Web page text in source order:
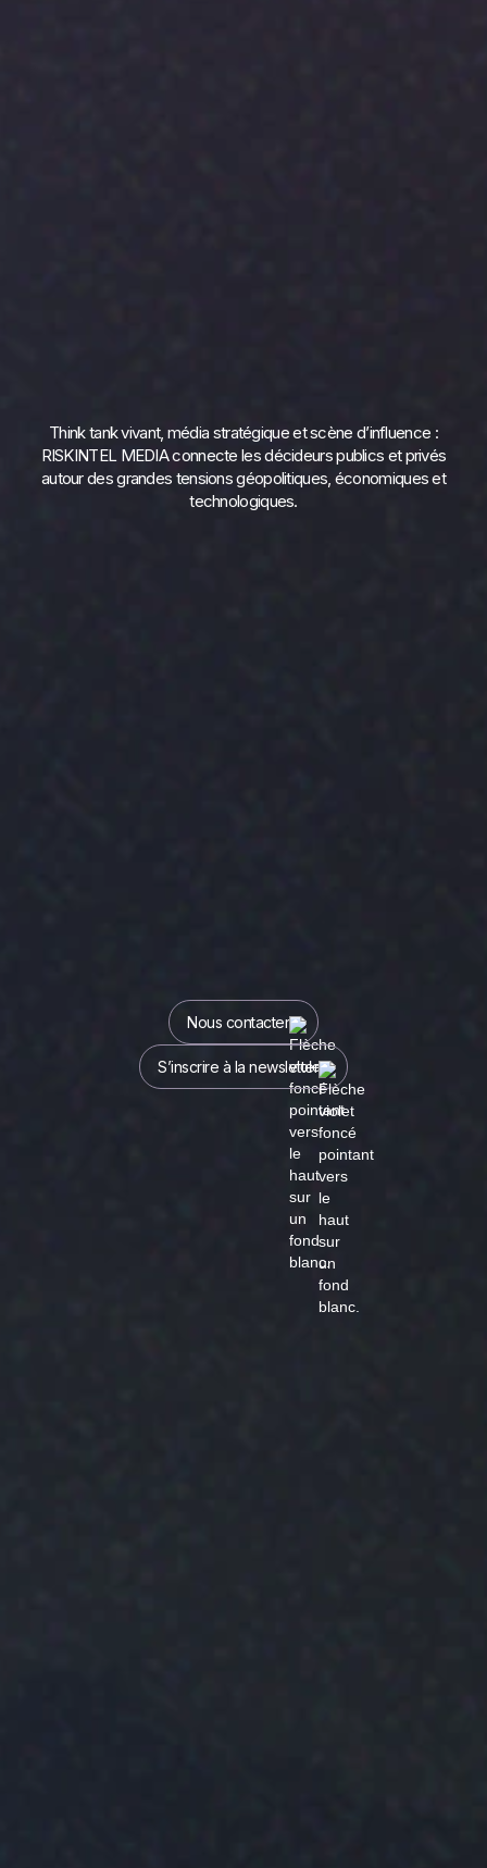
Think tank vivant, média stratégique et scène d’influence :
RISKINTEL MEDIA connecte les décideurs publics et privés
autour des grandes tensions géopolitiques, économiques et
technologiques.
Nous contacter
S’inscrire à la newsletter